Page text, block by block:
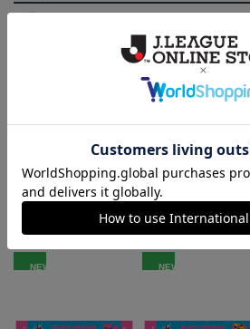
ギフト対応について
ランキング
NEW NEW